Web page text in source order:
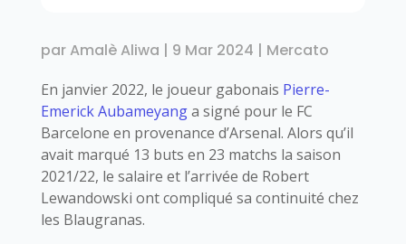
parAmalè Aliwa | 9 Mar 2024 | Mercato
En janvier 2022, le joueur gabonais Pierre-
Emerick Aubameyanga signé pour le FC
Barcelone en provenance d’Arsenal. Alors qu’il
avait marqué 13 buts en 23 matchs la saison
2021/22, le salaire et l’arrivée de Robert
Lewandowski ont compliqué sa continuité chez
les Blaugranas.